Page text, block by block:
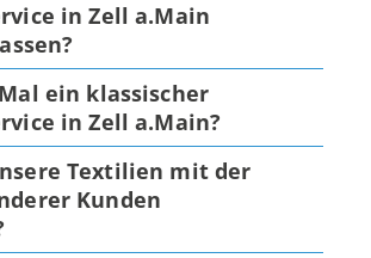
in Zell a.Main
ein klassischer
in Zell a.Main?
Textilien mit der
Kunden